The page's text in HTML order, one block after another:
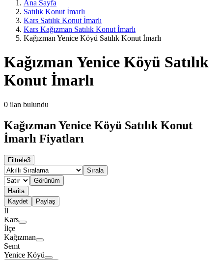
Ana Sayfa
Satılık Konut İmarlı
Kars Satılık Konut İmarlı
Kars Kağızman Satılık Konut İmarlı
Kağızman Yenice Köyü Satılık Konut İmarlı
Kağızman Yenice Köyü Satılık
Konut İmarlı
0 ilan bulundu
Kağızman Yenice Köyü Satılık Konut
İmarlı Fiyatları
Filtrele3
Sırala
Görünüm
Harita
Kaydet
Paylaş
İl
Kars
İlçe
Kağızman
Semt
Yenice Köyü